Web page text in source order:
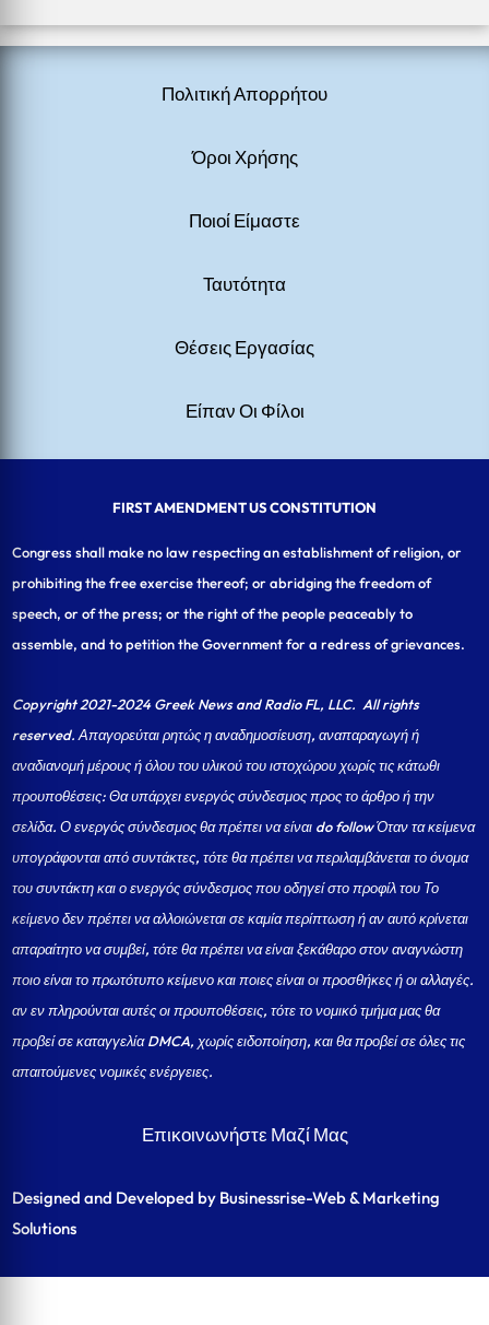
Πολιτική Απορρήτου
Όροι Χρήσης
Ποιοί Είμαστε
Ταυτότητα
Θέσεις Εργασίας
Είπαν Οι Φίλοι
FIRST AMENDMENT US CONSTITUTION
Congress shall make no law respecting an establishment of religion, or
prohibiting the free exercise thereof; or abridging the freedom of
speech, or of the press; or the right of the people peaceably to
assemble, and to petition the Government for a redress of grievances.
Copyright 2021-2024 Greek News and Radio FL, LLC. All rights
reserved. Απαγορεύται ρητώς η αναδημοσίευση, αναπαραγωγή ή
αναδιανομή μέρους ή όλου του υλικού του ιστοχώρου χωρίς τις κάτωθι
προυποθέσεις: Θα υπάρχει ενεργός σύνδεσμος προς το άρθρο ή την
σελίδα.Ο ενεργός σύνδεσμος θα πρέπει να είναι do follow Όταν τα κείμενα
υπογράφονται από συντάκτες, τότε θα πρέπει να περιλαμβάνεται το όνομα
του συντάκτη και ο ενεργός σύνδεσμος που οδηγεί στο προφίλ του Το
κείμενο δεν πρέπει να αλλοιώνεται σε καμία περίπτωση ή αν αυτό κρίνεται
απαραίτητο να συμβεί, τότε θα πρέπει να είναι ξεκάθαρο στον αναγνώστη
ποιο είναι το πρωτότυπο κείμενο και ποιες είναι οι προσθήκες ή οι αλλαγές.
αν εν πληρούνται αυτές οι προυποθέσεις, τότε το νομικό τμήμα μας θα
προβεί σε καταγγελία DMCA, χωρίς ειδοποίηση, και θα προβεί σε όλες τις
απαιτούμενες νομικές ενέργειες.
Επικοινωνήστε Μαζί Μας
Designed and Developed by Businessrise-Web & Marketing
Solutions